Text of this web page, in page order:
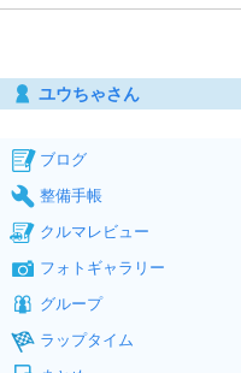
ユウちゃさん
ブログ
整備手帳
クルマレビュー
フォトギャラリー
グループ
ラップタイム